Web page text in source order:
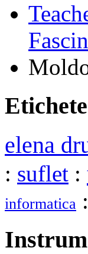
Etichete
elena
: suflet :
informatica :